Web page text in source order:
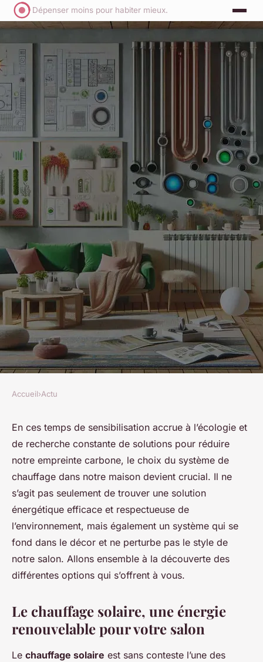
Dépenser moins pour habiter mieux.
Quelles options pour un
système de chauffage
écologique et visuellement
discret dans un salon ?
Louise•1 avril 2024•6 min de lecture
Accueil›Actu
En ces temps de sensibilisation accrue à l’écologie et
de recherche constante de solutions pour réduire
notre empreinte carbone, le choix du système de
chauffage dans notre maison devient crucial. Il ne
s’agit pas seulement de trouver une solution
énergétique efficace et respectueuse de
l’environnement, mais également un système qui se
fond dans le décor et ne perturbe pas le style de
notre salon. Allons ensemble à la découverte des
différentes options qui s’offrent à vous.
Le chauffage solaire, une énergie
renouvelable pour votre salon
Le chauffage solaire est sans conteste l’une des